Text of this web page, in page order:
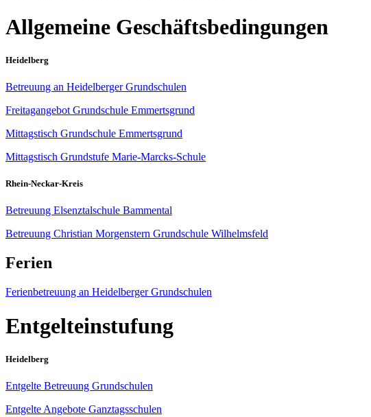
Allgemeine Geschäftsbedingungen
Heidelberg
Betreuung an Heidelberger Grundschulen
Freitagangebot Grundschule Emmertsgrund
Mittagstisch Grundschule Emmertsgrund
Mittagstisch Grundstufe Marie-Marcks-Schule
Rhein-Neckar-Kreis
Betreuung Elsenztalschule Bammental
Betreuung Christian Morgenstern Grundschule Wilhelmsfeld
Ferien
Ferienbetreuung an Heidelberger Grundschulen
Entgelteinstufung
Heidelberg
Entgelte Betreuung Grundschulen
Entgelte Angebote Ganztagsschulen